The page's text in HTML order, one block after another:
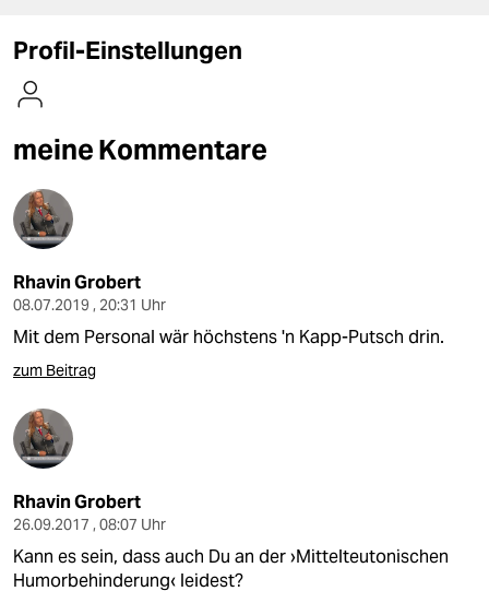
nord
wahrheit
verlag
verlag
veranstaltungen
shop
unterstützen
abo
genossenschaft
epaper login
Profil-Einstellungen
meine Kommentare
Rhavin Grobert
08.07.2019 , 20:31 Uhr
Mit dem Personal wär höchstens 'n Kapp-Putsch drin.
zum Beitrag
Rhavin Grobert
26.09.2017 , 08:07 Uhr
Kann es sein, dass auch Du an der ›Mittelteutonischen
Humorbehinderung‹ leidest?